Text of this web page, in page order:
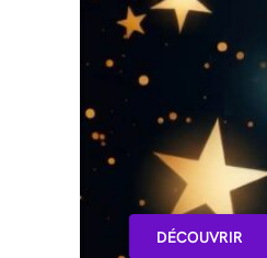
DÉCOUVRIR